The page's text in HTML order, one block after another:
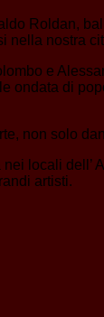
Roldan,
nella nostra
e
ondata di
non solo
locali
artisti.